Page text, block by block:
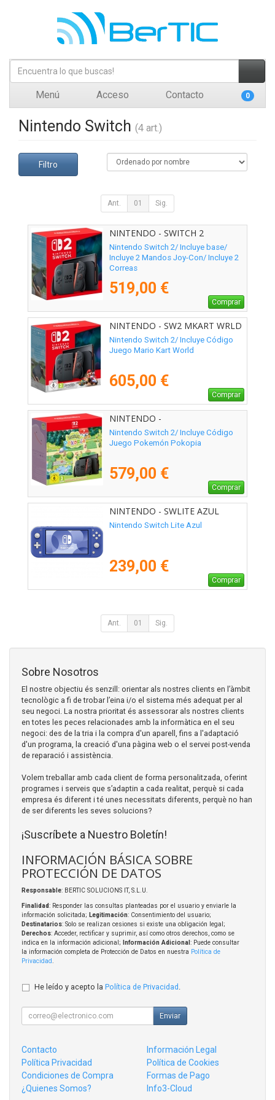
Menú Acceso Contacto 0
Nintendo Switch (4 art.)
Filtro
Ant. 01 Sig.
NINTENDO - SWITCH 2
Nintendo Switch 2/ Incluye base/
Incluye 2 Mandos Joy-Con/ Incluye 2
Correas
519,00 €
Comprar
NINTENDO - SW2 MKART WRLD
Nintendo Switch 2/ Incluye Código
Juego Mario Kart World
605,00 €
Comprar
NINTENDO -
Nintendo Switch 2/ Incluye Código
Juego Pokemón Pokopia
579,00 €
Comprar
NINTENDO - SWLITE AZUL
Nintendo Switch Lite Azul
239,00 €
Comprar
Ant. 01 Sig.
Sobre Nosotros
El nostre objectiu és senzill: orientar als nostres clients en l’àmbit
tecnològic a fi de trobar l’eina i/o el sistema més adequat per al
seu negoci. La nostra prioritat és assessorar als nostres clients
en totes les peces relacionades amb la informàtica en el seu
negoci: des de la tria i la compra d'un aparell, fins a l'adaptació
d'un programa, la creació d'una pàgina web o el servei post-venda
de reparació i assistència.
Volem treballar amb cada client de forma personalitzada, oferint
programes i serveis que s’adaptin a cada realitat, perquè si cada
empresa és diferent i té unes necessitats diferents, perquè no han
de ser diferents les seves solucions?
¡Suscríbete a Nuestro Boletín!
INFORMACIÓN BÁSICA SOBRE
PROTECCIÓN DE DATOS
Responsable: BERTIC SOLUCIONS IT, S.L.U.
Finalidad: Responder las consultas planteadas por el usuario y enviarle la
información solicitada; Legitimación: Consentimiento del usuario;
Destinatarios: Solo se realizan cesiones si existe una obligación legal;
Derechos: Acceder, rectificar y suprimir, así como otros derechos, como se
indica en la información adicional;
Información Adicional : Puede consultar
la información completa de Protección de Datos en nuestra Política de
Privacidad
He leído y acepto la Política de Privacidad .
Enviar
Contacto
Información Legal
Política Privacidad
Política de Cookies
Condiciones de Compra
Formas de Pago
¿Quienes Somos?
Info3-Cloud